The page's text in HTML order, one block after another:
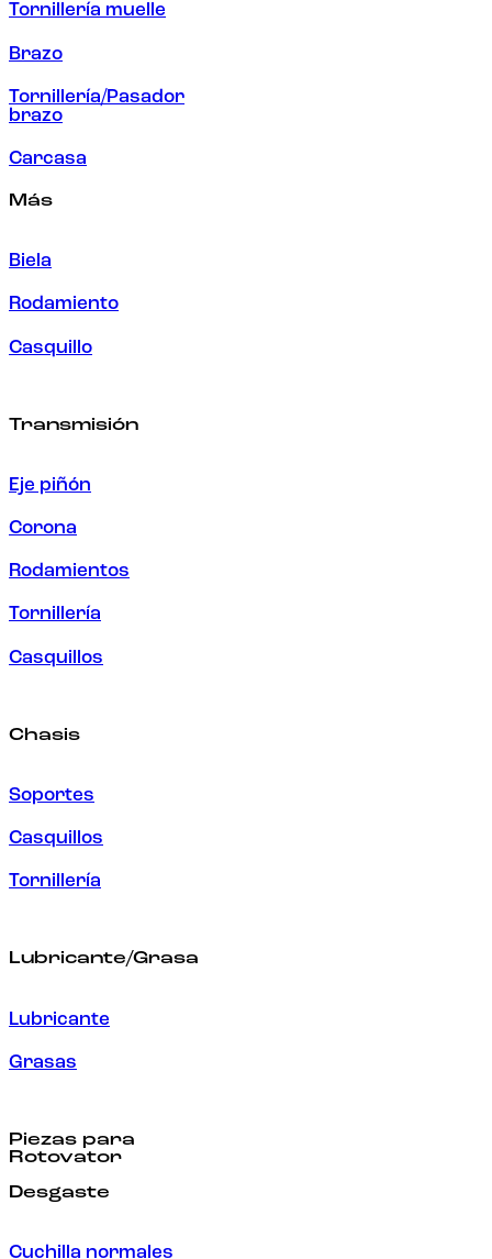
Tornillería muelle
Brazo
Tornillería/Pasador
brazo
Carcasa
Más
Biela
Rodamiento
Casquillo
Transmisión
Eje piñón
Corona
Rodamientos
Tornillería
Casquillos
Chasis
Soportes
Casquillos
Tornillería
Lubricante/Grasa
Lubricante
Grasas
Piezas para
Rotovator
Desgaste
Cuchilla normales